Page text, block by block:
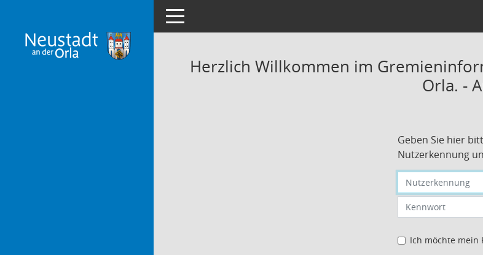
Toggle navigation
Herzlich Willkommen im
Orla. -
Geben Sie hier
Nutzerkennung
Nutzerkennung
Kennwort eingeben
Ich möchte mein